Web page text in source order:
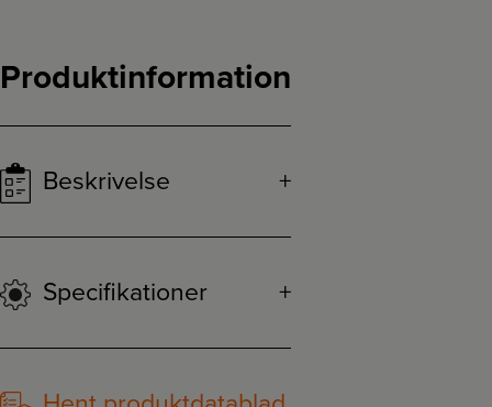
Produktinformation
Beskrivelse
Specifikationer